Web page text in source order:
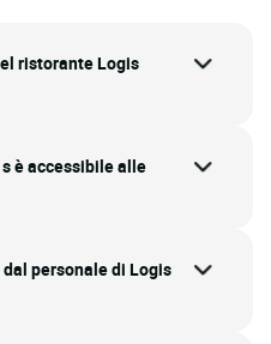
ristorante Logis
è accessibile alle
personale di Logis